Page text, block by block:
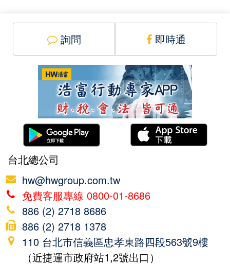
詢問 即時通
台北總公司
hw@hwgroup.com.tw
免費客服專線 0800-01-8686
886 (2) 2718 8686
886 (2) 2718 1378
110 台北市信義區忠孝東路四段563號9樓
（近捷運市政府站1,2號出口）